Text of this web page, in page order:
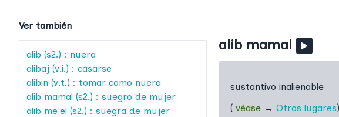
Ver también
alib (s2.) : nuera
alibaj (v.i.) : casarse
alibin (v.t.) : tomar como nuera
alib mamal (s2.) : suegro de mujer
alib me'el (s2.) : suegra de mujer
alib mamal
sustantivo inalienable
( véase → Otros lugares)